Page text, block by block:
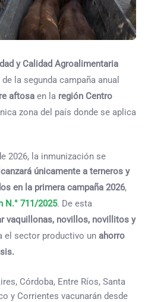
y Calidad Agroalimentaria
la segunda campaña anual
aftosa en la región Centro
zona del país donde se aplica
2026, la inmunización se
únicamente a terneros y
en la primera campaña 2026,
N.° 711/2025. De esta
vaquillonas, novillos, novillitos y
el sector productivo un ahorro
Córdoba, Entre Ríos, Santa
y Corrientes vacunarán desde